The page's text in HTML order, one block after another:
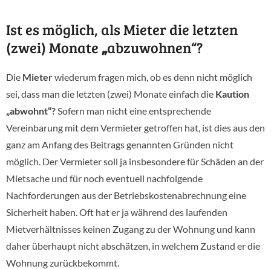
Ist es möglich, als Mieter die letzten
(zwei) Monate „abzuwohnen“?
Die Mieterwiederum fragen mich, ob es denn nicht möglich
sei, dass man die letzten (zwei) Monate einfach die Kaution
„abwohnt“?Sofern man nicht eine entsprechende
Vereinbarung mit dem Vermieter getroffen hat, ist dies aus den
ganz am Anfang des Beitrags genannten Gründen nicht
möglich. Der Vermieter soll ja insbesondere für Schäden an der
Mietsache und für noch eventuell nachfolgende
Nachforderungen aus der Betriebskostenabrechnung eine
Sicherheit haben. Oft hat er ja während des laufenden
Mietverhältnisses keinen Zugang zu der Wohnung und kann
daher überhaupt nicht abschätzen, in welchem Zustand er die
Wohnung zurückbekommt.